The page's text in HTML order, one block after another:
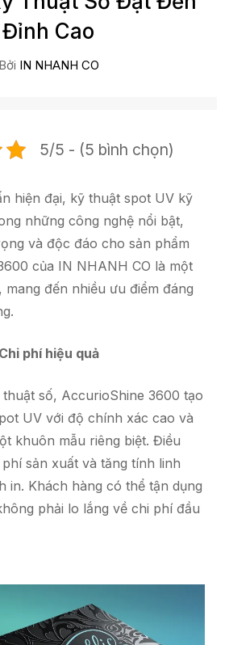
Đỉnh Cao
Bởi IN NHANH CO
5/5 - (5 bình chọn)
hiện đại, kỹ thuật spot UV kỹ
những công nghệ nổi bật,
và độc đáo cho sản phẩm
của IN NHANH CO là một
mang đến nhiều ưu điểm đáng
phí hiệu quả
số, AccurioShine 3600 tạo
UV với độ chính xác cao và
khuôn mẫu riêng biệt. Điều
sản xuất và tăng tính linh
in. Khách hàng có thể tận dụng
phải lo lắng về chi phí đầu